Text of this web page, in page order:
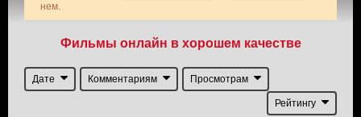
нем.
Фильмы онлайн в хорошем качестве
Дате Комментариям Просмотрам
Рейтингу